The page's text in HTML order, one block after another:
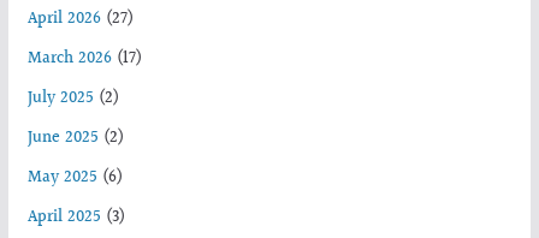
April 2026(27)
March 2026(17)
July 2025 (2)
June 2025 (2)
May 2025 (6)
April 2025 (3)